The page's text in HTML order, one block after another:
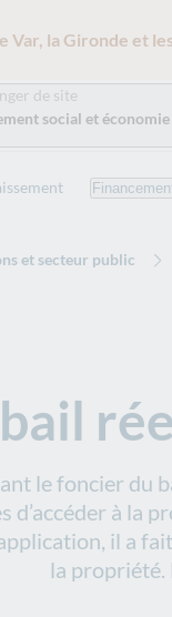
Var, la Gironde et
de site
social et
et secteur public
le foncier du
d’accéder à la
il a
la propriété.